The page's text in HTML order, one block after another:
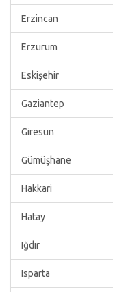
Erzincan
Erzurum
Eskişehir
Gaziantep
Giresun
Gümüşhane
Hakkari
Hatay
Iğdır
Isparta